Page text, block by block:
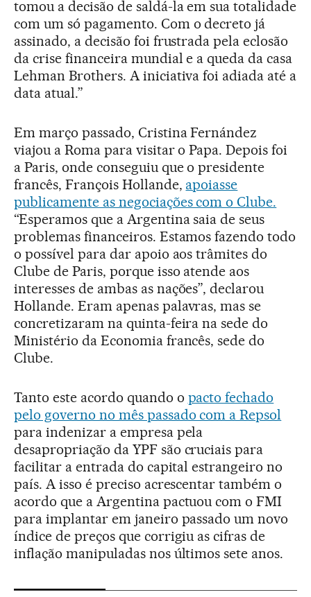
tomou a decisão de saldá-la em sua totalidade
com um só pagamento. Com o decreto já
assinado, a decisão foi frustrada pela eclosão
da crise financeira mundial e a queda da casa
Lehman Brothers. A iniciativa foi adiada até a
data atual.”
Em março passado, Cristina Fernández
viajou a Roma para visitar o Papa. Depois foi
a Paris, onde conseguiu que o presidente
francês, François Hollande, apoiasse
publicamente as negociações com o Clube.
“Esperamos que a Argentina saia de seus
problemas financeiros. Estamos fazendo todo
o possível para dar apoio aos trâmites do
Clube de Paris, porque isso atende aos
interesses de ambas as nações”, declarou
Hollande. Eram apenas palavras, mas se
concretizaram na quinta-feira na sede do
Ministério da Economia francês, sede do
Clube.
Tanto este acordo quando o pacto fechado
pelo governo no mês passado com a Repsol
para indenizar a empresa pela
desapropriação da YPF são cruciais para
facilitar a entrada do capital estrangeiro no
país. A isso é preciso acrescentar também o
acordo que a Argentina pactuou com o FMI
para implantar em janeiro passado um novo
índice de preços que corrigiu as cifras de
inflação manipuladas nos últimos sete anos.